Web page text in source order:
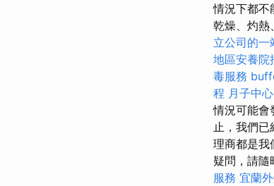
情況下都不
乾燥、灼熱
立公司的一
地區安養院
毒服務
程 月子中
情況可能會
止，我們
理商都是我
疑問，請
服務 宜蘭